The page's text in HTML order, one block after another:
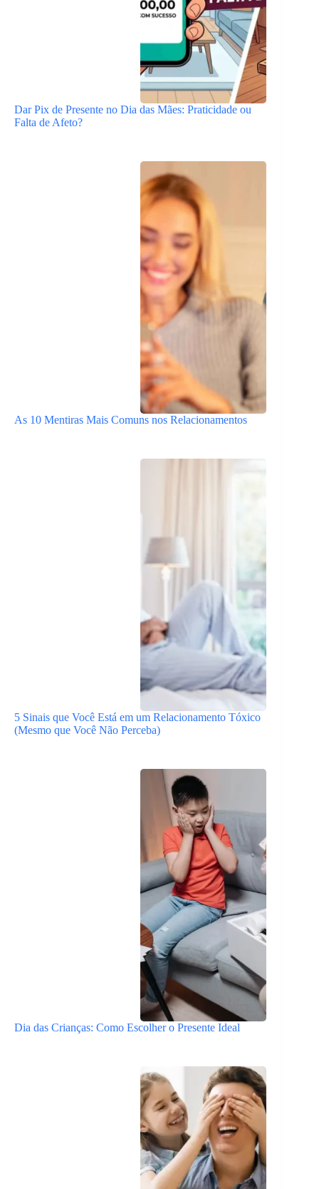
Dar Pix de Presente no Dia das Mães: Praticidade ou
Falta de Afeto?
As 10 Mentiras Mais Comuns nos Relacionamentos
5 Sinais que Você Está em um Relacionamento Tóxico
(Mesmo que Você Não Perceba)
Dia das Crianças: Como Escolher o Presente Ideal